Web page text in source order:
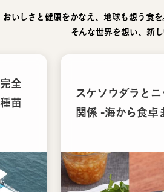
おいしさと健康をかなえ、地球も想う食
そんな世界を想い、新し
全
苗
スケソウダラと
関係 -海から食卓